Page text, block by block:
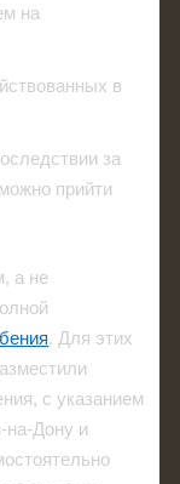
на
в
за
прийти
а не
. Для этих
с указанием
на-Дону и